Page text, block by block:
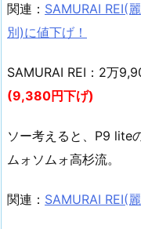
関連： SAMURAI REI(
別)に値下げ！
SAMURAI REI：2万
(9,380円下げ)
ソー考えると、P9 lite
ムォソムォ高杉流。
関連： SAMURAI REI(